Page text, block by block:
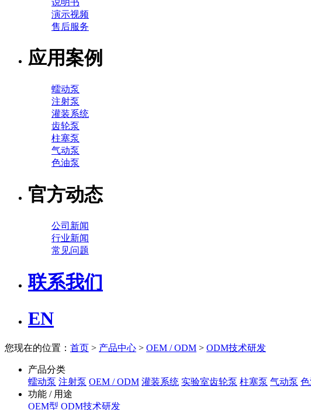
演示视频
售后服务
应用案例
蠕动泵
注射泵
灌装系统
齿轮泵
柱塞泵
气动泵
色油泵
官方动态
公司新闻
行业新闻
常见问题
联系我们
EN
您现在的位置： 首页 > 产品中心 > OEM / ODM > ODM技术研发
产品分类
蠕动泵 注射泵 OEM / ODM 灌装系统 实验室齿轮泵 柱塞泵 气动泵
功能 / 用途
OEM型 ODM技术研发